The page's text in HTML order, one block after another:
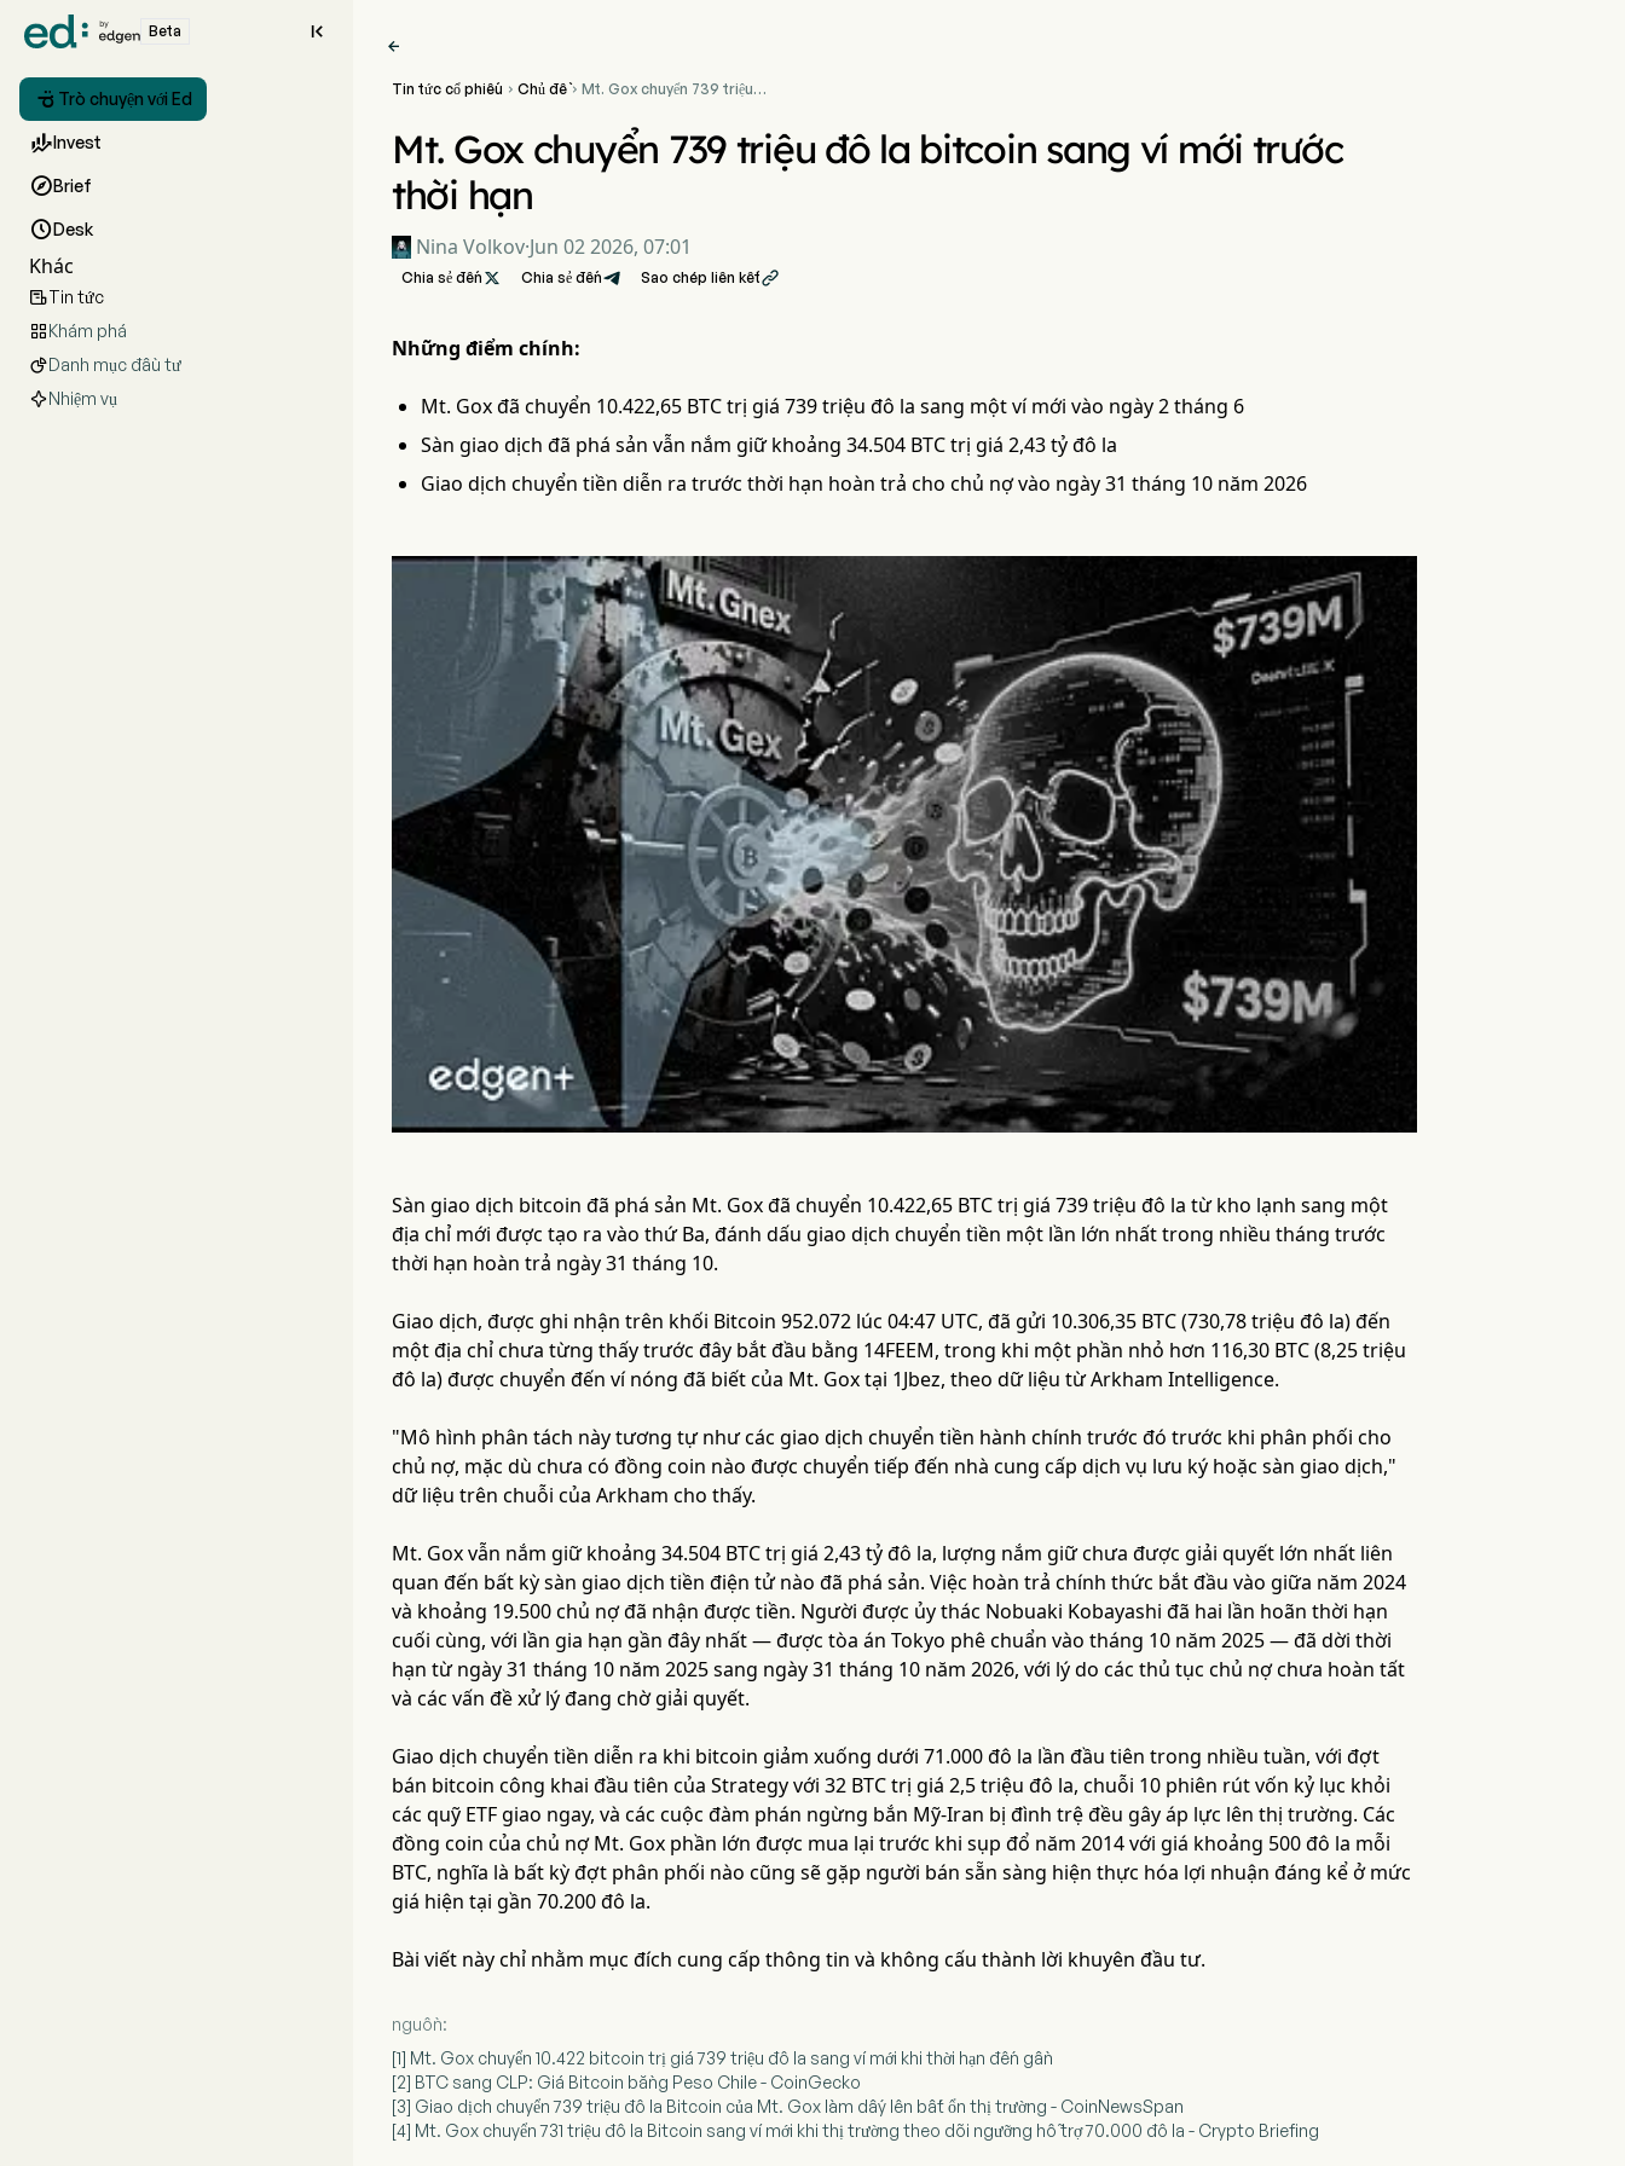
Beta 
 Trò chuyện với Ed
Invest
Brief
Desk
Khác
Tin tức
Khám phá
Danh mục đầu tư
Nhiệm vụ

Tin tức cổ phiếu  Chủ đề Mt. Gox chuyển 739 triệu
trước thời hạn
Mt. Gox chuyển 739 triệu đô la bitcoin sang ví mới trước
thời hạn
Nina Volkov·Jun 02 2026, 07:01
Chia sẻ đến  Chia sẻ đến Sao chép liên kết
Những điểm chính:
Mt. Gox đã chuyển 10.422,65 BTC trị giá 739 triệu đô la sang một ví mới vào ngày 2 tháng 6
Sàn giao dịch đã phá sản vẫn nắm giữ khoảng 34.504 BTC trị giá 2,43 tỷ đô la
Giao dịch chuyển tiền diễn ra trước thời hạn hoàn trả cho chủ nợ vào ngày 31 tháng 10 năm 2026
Sàn giao dịch bitcoin đã phá sản Mt. Gox đã chuyển 10.422,65 BTC trị giá 739 triệu đô la từ kho lạnh sang một
địa chỉ mới được tạo ra vào thứ Ba, đánh dấu giao dịch chuyển tiền một lần lớn nhất trong nhiều tháng trước
thời hạn hoàn trả ngày 31 tháng 10.
Giao dịch, được ghi nhận trên khối Bitcoin 952.072 lúc 04:47 UTC, đã gửi 10.306,35 BTC (730,78 triệu đô la) đến
một địa chỉ chưa từng thấy trước đây bắt đầu bằng 14FEEM, trong khi một phần nhỏ hơn 116,30 BTC (8,25 triệu
đô la) được chuyển đến ví nóng đã biết của Mt. Gox tại 1Jbez, theo dữ liệu từ Arkham Intelligence.
"Mô hình phân tách này tương tự như các giao dịch chuyển tiền hành chính trước đó trước khi phân phối cho
chủ nợ, mặc dù chưa có đồng coin nào được chuyển tiếp đến nhà cung cấp dịch vụ lưu ký hoặc sàn giao dịch,"
dữ liệu trên chuỗi của Arkham cho thấy.
Mt. Gox vẫn nắm giữ khoảng 34.504 BTC trị giá 2,43 tỷ đô la, lượng nắm giữ chưa được giải quyết lớn nhất liên
quan đến bất kỳ sàn giao dịch tiền điện tử nào đã phá sản. Việc hoàn trả chính thức bắt đầu vào giữa năm 2024
và khoảng 19.500 chủ nợ đã nhận được tiền. Người được ủy thác Nobuaki Kobayashi đã hai lần hoãn thời hạn
cuối cùng, với lần gia hạn gần đây nhất — được tòa án Tokyo phê chuẩn vào tháng 10 năm 2025 — đã dời thời
hạn từ ngày 31 tháng 10 năm 2025 sang ngày 31 tháng 10 năm 2026, với lý do các thủ tục chủ nợ chưa hoàn tất
và các vấn đề xử lý đang chờ giải quyết.
Giao dịch chuyển tiền diễn ra khi bitcoin giảm xuống dưới 71.000 đô la lần đầu tiên trong nhiều tuần, với đợt
bán bitcoin công khai đầu tiên của Strategy với 32 BTC trị giá 2,5 triệu đô la, chuỗi 10 phiên rút vốn kỷ lục khỏi
các quỹ ETF giao ngay, và các cuộc đàm phán ngừng bắn Mỹ-Iran bị đình trệ đều gây áp lực lên thị trường. Các
đồng coin của chủ nợ Mt. Gox phần lớn được mua lại trước khi sụp đổ năm 2014 với giá khoảng 500 đô la mỗi
BTC, nghĩa là bất kỳ đợt phân phối nào cũng sẽ gặp người bán sẵn sàng hiện thực hóa lợi nhuận đáng kể ở mức
giá hiện tại gần 70.200 đô la.
Bài viết này chỉ nhằm mục đích cung cấp thông tin và không cấu thành lời khuyên đầu tư.
nguồn:
[1] Mt. Gox chuyển 10.422 bitcoin trị giá 739 triệu đô la sang ví mới khi thời hạn đến gần
[2] BTC sang CLP: Giá Bitcoin bằng Peso Chile - CoinGecko
[3] Giao dịch chuyển 739 triệu đô la Bitcoin của Mt. Gox làm dấy lên bất ổn thị trường - CoinNewsSpan
[4] Mt. Gox chuyển 731 triệu đô la Bitcoin sang ví mới khi thị trường theo dõi ngưỡng hỗ trợ 70.000 đô la - Crypto Briefing